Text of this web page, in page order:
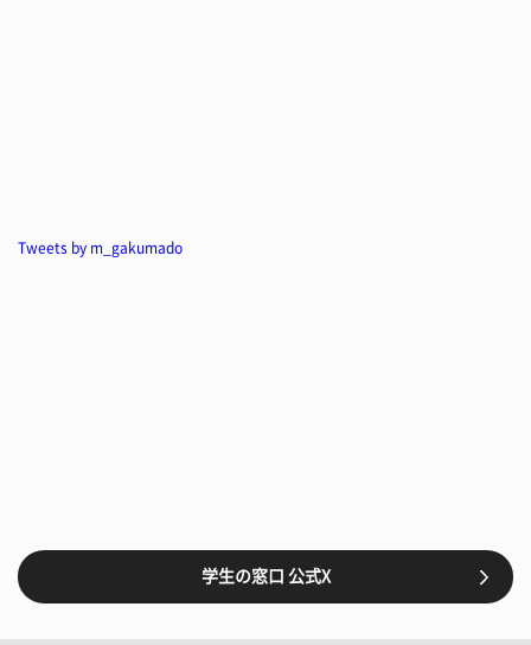
Tweets by m_gakumado
学生の窓口 公式X